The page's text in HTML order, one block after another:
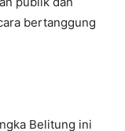
bertanggung
Belitung ini